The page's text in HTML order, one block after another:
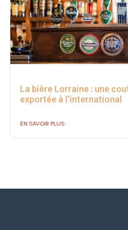
La bière Lorraine : une
exportée à l’international
EN SAVOIR PLUS